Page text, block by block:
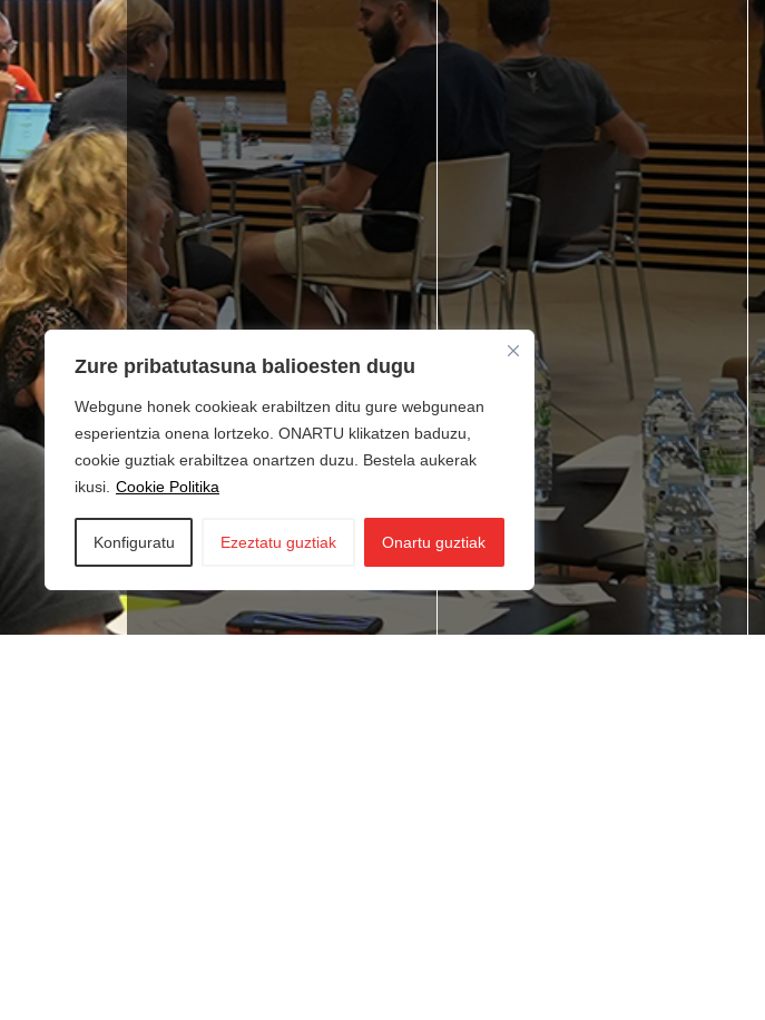
Zure pribatutasuna balioesten dugu
Webgune honek cookieak erabiltzen ditu gure webgunean
esperientzia onena lortzeko. ONARTU klikatzen baduzu,
cookie guztiak erabiltzea onartzen duzu. Bestela aukerak
ikusi. Cookie Politika
Konfiguratu Ezeztatu guztiak Onartu guztiak